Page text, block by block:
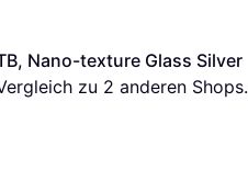
Nano-texture Glass Silver
zu 2 anderen Shops.